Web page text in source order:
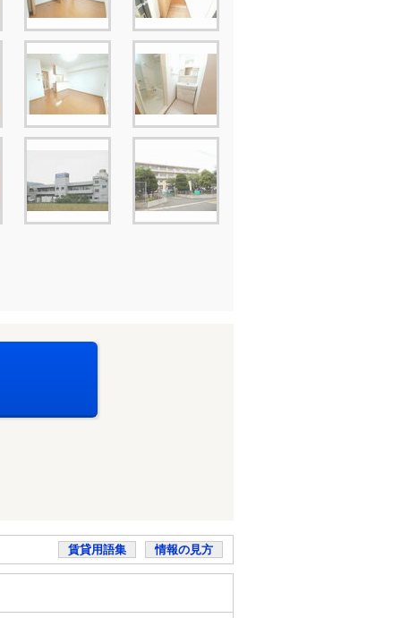
賃貸用語集 情報の見方